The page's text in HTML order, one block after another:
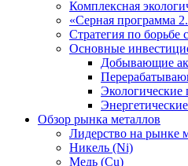
Комплексная
«Серная программа
Стратегия по борьбе
Основные
Добывающие
Экологические
Обзор рынка металлов
Лидерство на рынке
Никель (Ni)
Медь (Cu)